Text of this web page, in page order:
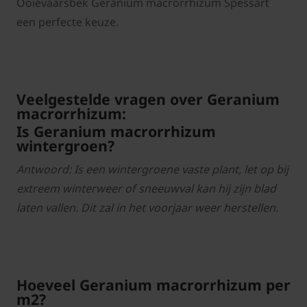
een perfecte keuze.
Veelgestelde vragen over Geranium
macrorrhizum:
Is Geranium macrorrhizum
wintergroen?
Antwoord: Is een wintergroene vaste plant, let op bij
extreem winterweer of sneeuwval kan hij zijn blad
laten vallen. Dit zal in het voorjaar weer herstellen.
Hoeveel Geranium macrorrhizum per
m2?